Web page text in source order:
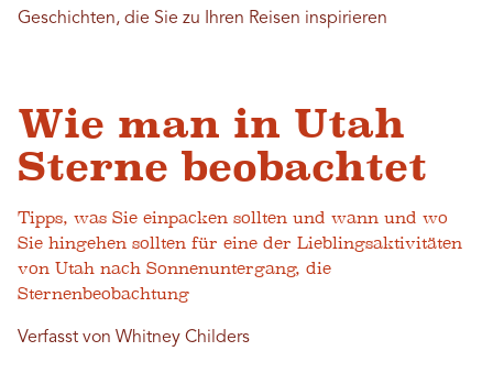
Geschichten, die Sie zu Ihren Reisen inspirieren
Wie man in Utah
Sterne beobachtet
Tipps, was Sie einpacken sollten und wann und wo
Sie hingehen sollten für eine der Lieblingsaktivitäten
von Utah nach Sonnenuntergang, die
Sternenbeobachtung
Verfasst von Whitney Childers